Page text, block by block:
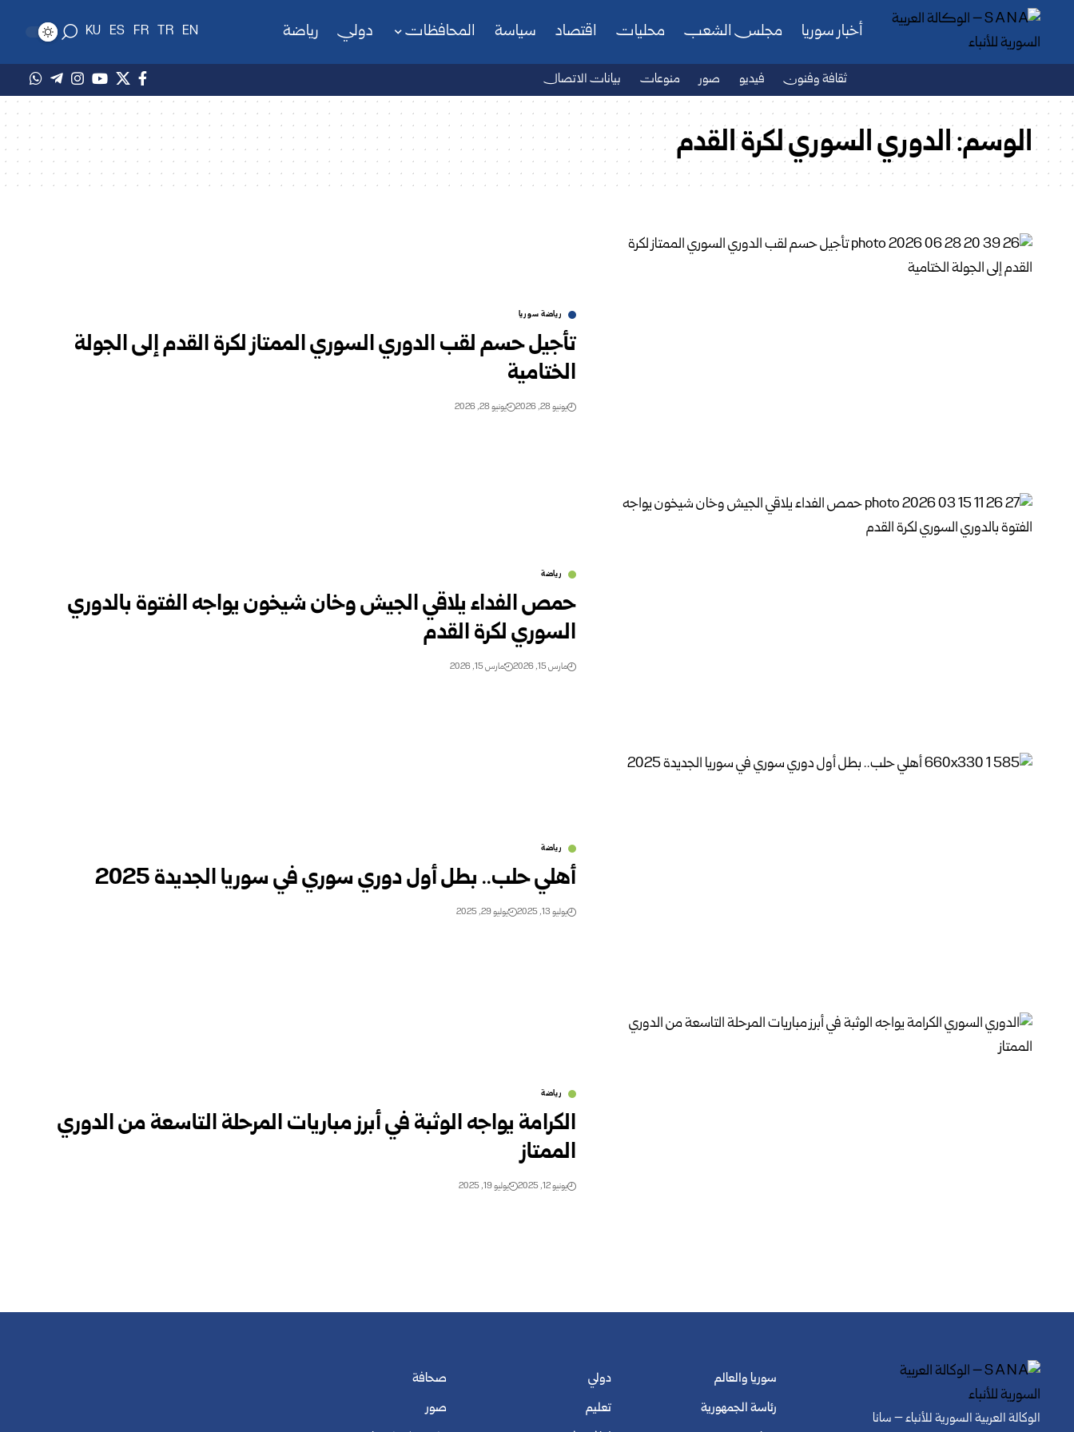
أخبار سوريا مجلس الشعب محليات اقتصاد سياسة المحافظات دولي رياضة EN
TR
FR
ES
KU
ثقافة وفنون فيديو صور منوعات بيانات الاتصال
الوسم:الدوري السوري لكرة القدم
رياضة سوريا
تأجيل حسم لقب الدوري السوري الممتاز لكرة القدم إلى الجولة
الختامية
يونيو 28, 2026 يونيو 28, 2026
رياضة
حمص الفداء يلاقي الجيش وخان شيخون يواجه الفتوة بالدوري
السوري لكرة القدم
مارس 15, 2026 مارس 15, 2026
رياضة
أهلي حلب.. بطل أول دوري سوري في سوريا الجديدة 2025
يوليو 13, 2025 يوليو 29, 2025
رياضة
الكرامة يواجه الوثبة في أبرز مباريات المرحلة التاسعة من الدوري
الممتاز
يونيو 12, 2025 يوليو 19, 2025
الوكالة العربية السورية للأنباء – سانا
سوريا والعالم
رئاسة الجمهورية
دولي
تعليم
صحافة
صور